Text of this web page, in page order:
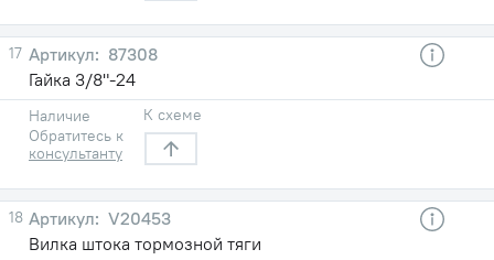
17
87308
Гайка 3/8"-24
Наличие
Обратитесь к
консультанту
К схеме
18
V20453
Вилка штока тормозной тяги